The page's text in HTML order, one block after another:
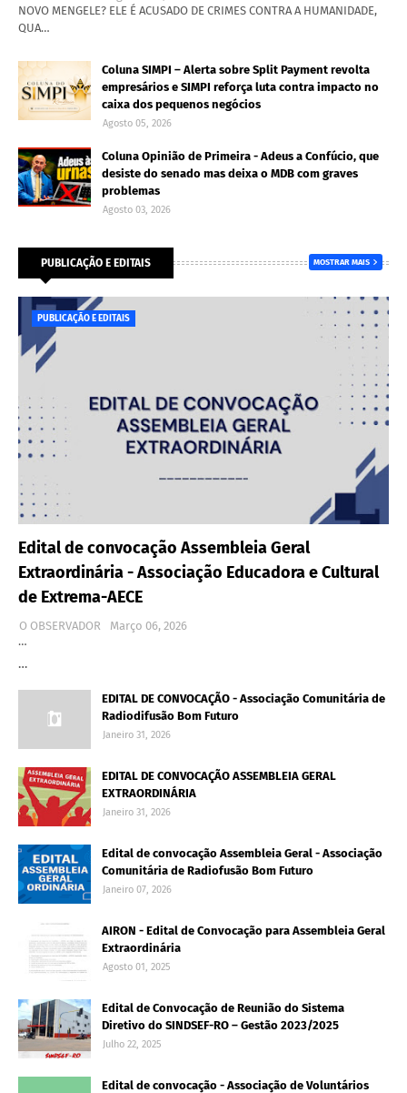
NOVO MENGELE? ELE É ACUSADO DE CRIMES CONTRA A HUMANIDADE,
QUA…
Coluna SIMPI – Alerta sobre Split Payment revolta
empresários e SIMPI reforça luta contra impacto no
caixa dos pequenos negócios
Agosto 05, 2026
Coluna Opinião de Primeira - Adeus a Confúcio, que
desiste do senado mas deixa o MDB com graves
problemas
Agosto 03, 2026
PUBLICAÇÃO E EDITAIS MOSTRAR MAIS
PUBLICAÇÃO E EDITAIS
Edital de convocação Assembleia Geral
Extraordinária - Associação Educadora e Cultural
de Extrema-AECE
O OBSERVADOR
Março 06, 2026
…
…
EDITAL DE CONVOCAÇÃO - Associação Comunitária de
Radiodifusão Bom Futuro
Janeiro 31, 2026
EDITAL DE CONVOCAÇÃO ASSEMBLEIA GERAL
EXTRAORDINÁRIA
Janeiro 31, 2026
Edital de convocação Assembleia Geral - Associação
Comunitária de Radiofusão Bom Futuro
Janeiro 07, 2026
AIRON - Edital de Convocação para Assembleia Geral
Extraordinária
Agosto 01, 2025
Edital de Convocação de Reunião do Sistema
Diretivo do SINDSEF-RO – Gestão 2023/2025
Julho 22, 2025
Edital de convocação - Associação de Voluntários